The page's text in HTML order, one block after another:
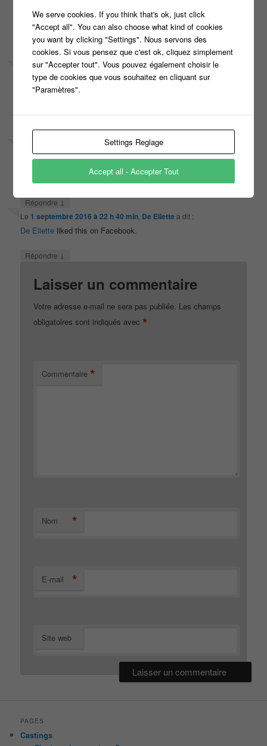
3 RÉFLEXIONS SUR «
CARTE BLANCHE À LUCILE LA ‘MAESTRO’ DE
‘N’OUBLIEZ PAS LES PAROLES’ AUX 28 VICTOIRES ET 202 000 EUROS
1 septembre 2016 à 21 h 39 min,KROLE_a dit :
RT @Candidat_ou_pas: Carte Blanche à @LucileMaziarz la
‘Maestro’ de #Noplp de @nagui aux 23 victoires et 202 000 euros
Répondre↓
1 septembre 2016 à 22 h 40 min,Marie Claude Caron Oudin
Marie Claude Caron Oudinliked this on Facebook.
Répondre ↓
Le 1 septembre 2016 à 22 h 40 min De Eliette a dit :
De Eliette liked this on Facebook.
Répondre ↓
Laisser un commentaire
Votre adresse e-mail ne sera pas publiée. Les champs
obligatoires sont indiqués avec *
Commentaire *
Nom *
E-mail *
Site web
PAGES
Castings
We serve cookies. If you think that's ok, just click
"Accept all". You can also choose what kind of cookies
you want by clicking "Settings". Nous servons des
cookies. Si vous pensez que c'est ok, cliquez simplement
sur "Accepter tout". Vous pouvez également choisir le
type de cookies que vous souhaitez en cliquant sur
"Paramètres".
Settings Reglage
Accept all - Accepter Tout